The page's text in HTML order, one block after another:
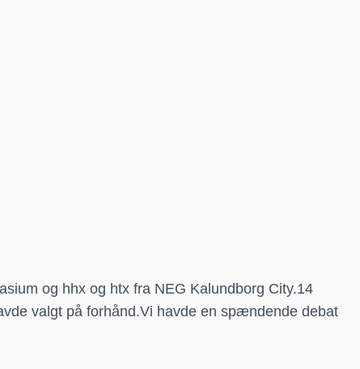
og hhx og htx fra NEG Kalundborg City.14
valgt på forhånd.Vi havde en spændende debat